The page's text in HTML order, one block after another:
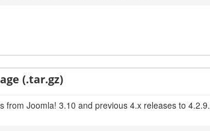
(.tar.gz)
from Joomla! 3.10 and previous 4.x releases to 4.2.9.